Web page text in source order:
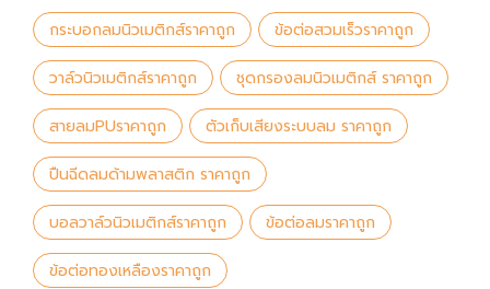
กระบอกลมนิวเมติกส์ราคาถูก ข้อต่อสวมเร็วราคาถูก
วาล์วนิวเมติกส์ราคาถูก ชุดกรองลมนิวเมติกส์ ราคาถูก
สายลมPUราคาถูก ตัวเก็บเสียงระบบลม ราคาถูก
ปืนฉีดลมด้ามพลาสติก ราคาถูก
บอลวาล์วนิวเมติกส์ราคาถูก ข้อต่อลมราคาถูก
ข้อต่อทองเหลืองราคาถูก